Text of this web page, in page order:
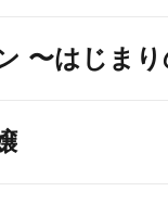
〜はじま